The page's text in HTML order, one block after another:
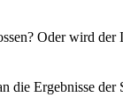
Oder wird
Ergebnisse